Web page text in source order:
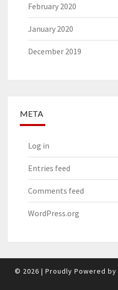
February 2020
January 2020
December 2019
META
Log in
Entries feed
Comments feed
WordPress.org
© 2026 | Proudly Powered by